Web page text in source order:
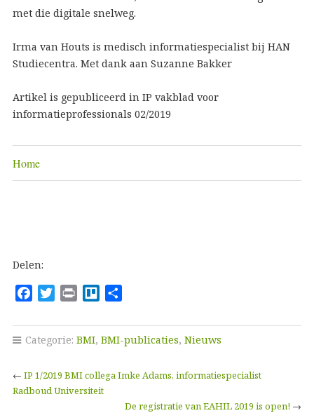
met die digitale snelweg.
Irma van Houts is medisch informatiespecialist bij HAN
Studiecentra. Met dank aan Suzanne Bakker
Artikel is gepubliceerd in IP vakblad voor
informatieprofessionals 02/2019
Home
Delen:
c
e
o
o
i
t
e
r
i
n
e
l
o
l
e
Categorie: BMI, BMI-publicaties, Nieuws
← IP 1/2019 BMI collega Imke Adams, informatiespecialist
Radboud Universiteit
De registratie van EAHIL 2019 is open! →